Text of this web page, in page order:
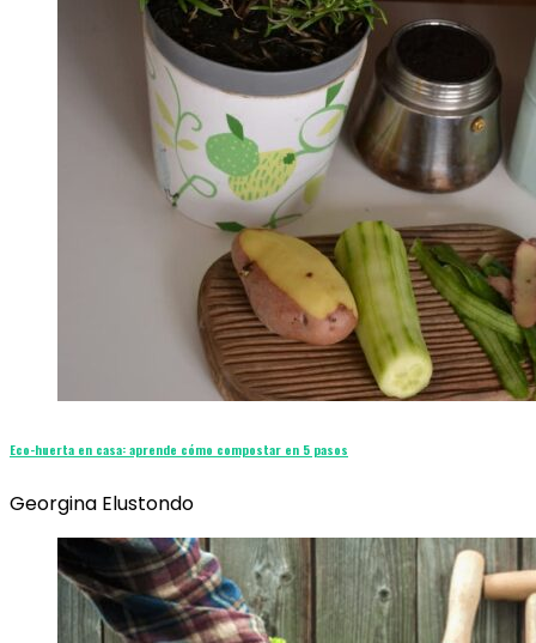
Eco-huerta en casa: aprende cómo compostar en 5 pasos
Georgina Elustondo